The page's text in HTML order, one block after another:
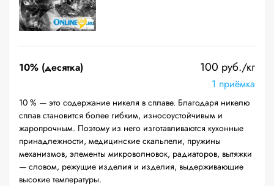
10% (десятка) 100 руб./кг
1 приёмка
10 % — это содержание никеля в сплаве. Благодаря никелю
сплав становится более гибким, износоустойчивым и
жаропрочным. Поэтому из него изготавливаются кухонные
принадлежности, медицинские скальпели, пружины
механизмов, элементы микроволновок, радиаторов, вытяжки
— словом, режущие изделия и изделия, выдерживающие
высокие температуры.